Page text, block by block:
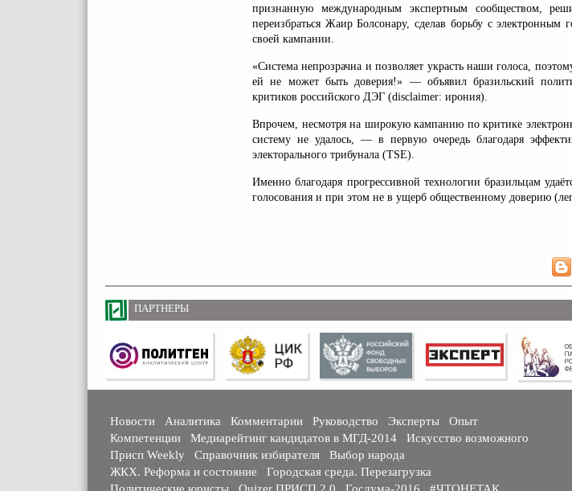
признанную международным экспертным сообществом,
переизбраться Жаир Болсонару, сделав борьбу с электронным
своей кампании.
«Система непрозрачна и позволяет украсть наши голоса,
ей не может быть доверия!» — объявил бразильский
критиков российского ДЭГ (disclaimer: ирония).
Впрочем, несмотря на широкую кампанию по критике
систему не удалось, — в первую очередь благодаря
электорального трибунала (TSE).
Именно благодаря прогрессивной технологии бразильцам
голосования и при этом не в ущерб общественному доверию
ПАРТНЕРЫ
Новости Аналитика Комментарии Руководство Эксперты
Опыт
Компетенции
Медиарейтинг кандидатов в МГД-2014
Искусство возможного
Присп Weekly
Справочник избирателя
Выбор народа
ЖКХ. Реформа и состояние
Городская среда. Перезагрузка